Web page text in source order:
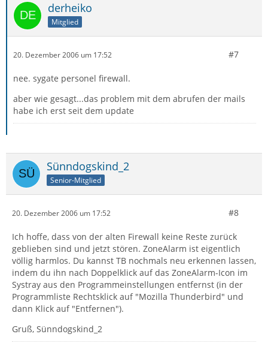
derheiko
Mitglied
20. Dezember 2006 um 17:52 #7
nee. sygate personel firewall.
aber wie gesagt...das problem mit dem abrufen der mails
habe ich erst seit dem update
Sünndogskind_2
Senior-Mitglied
20. Dezember 2006 um 17:52 #8
Ich hoffe, dass von der alten Firewall keine Reste zurück
geblieben sind und jetzt stören. ZoneAlarm ist eigentlich
völlig harmlos. Du kannst TB nochmals neu erkennen lassen,
indem du ihn nach Doppelklick auf das ZoneAlarm-Icon im
Systray aus den Programmeinstellungen entfernst (in der
Programmliste Rechtsklick auf "Mozilla Thunderbird" und
dann Klick auf "Entfernen").
Gruß, Sünndogskind_2